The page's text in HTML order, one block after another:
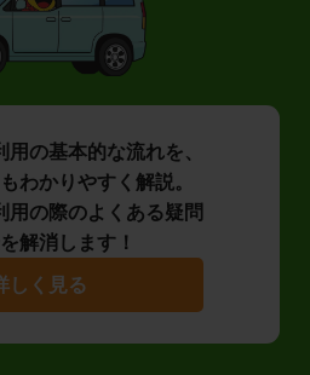
用の基本的な流れを、
わかりやすく解説。
用の際のよくある疑問
解消します！
しく見る